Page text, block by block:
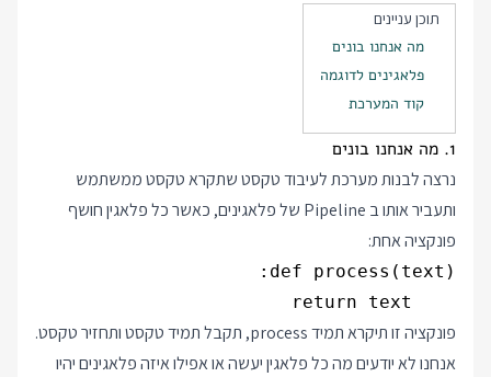
תוכן עניינים
מה אנחנו בונים
פלאגינים לדוגמה
קוד המערכת
1. מה אנחנו בונים
נרצה לבנות מערכת לעיבוד טקסט שתקרא טקסט ממשתמש
ותעביר אותו ב Pipeline של פלאגינים, כאשר כל פלאגין חושף
פונקציה אחת:
פונקציה זו תיקרא תמיד process, תקבל תמיד טקסט ותחזיר טקסט.
אנחנו לא יודעים מה כל פלאגין יעשה או אפילו איזה פלאגינים יהיו